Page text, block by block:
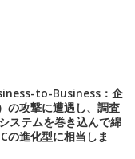
to-Business：企
の攻撃に遭遇し、調査
ステムを巻き込んで綿
の進化型に相当しま